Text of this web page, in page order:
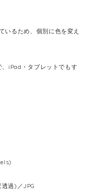
いるため、個別に色を変え
iPad・タブレットでもす
過)／JPG